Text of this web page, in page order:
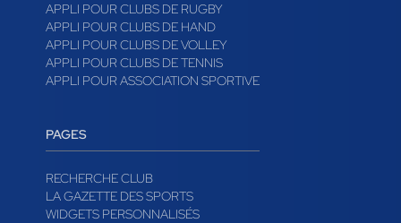
APPLI POUR CLUBS DE RUGBY
APPLI POUR CLUBS DE HAND
APPLI POUR CLUBS DE VOLLEY
APPLI POUR CLUBS DE TENNIS
APPLI POUR ASSOCIATION SPORTIVE
PAGES
RECHERCHE CLUB
LA GAZETTE DES SPORTS
WIDGETS PERSONNALISÉS